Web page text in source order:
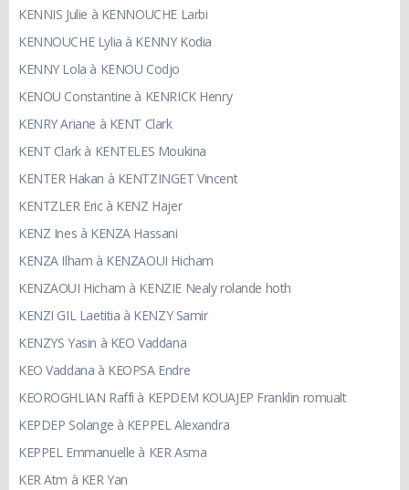
KENNIS Julie à KENNOUCHE Larbi
KENNOUCHE Lylia à KENNY Kodia
KENNY Lola à KENOU Codjo
KENOU Constantine à KENRICK Henry
KENRY Ariane à KENT Clark
KENT Clark à KENTELES Moukina
KENTER Hakan à KENTZINGET Vincent
KENTZLER Eric à KENZ Hajer
KENZ Ines à KENZA Hassani
KENZA Ilham à KENZAOUI Hicham
KENZAOUI Hicham à KENZIE Nealy rolande hoth
KENZI GIL Laetitia à KENZY Samir
KENZYS Yasin à KEO Vaddana
KEO Vaddana à KEOPSA Endre
KEOROGHLIAN Raffi à KEPDEM KOUAJEP Franklin romualt
KEPDEP Solange à KEPPEL Alexandra
KEPPEL Emmanuelle à KER Asma
KER Atm à KER Yan